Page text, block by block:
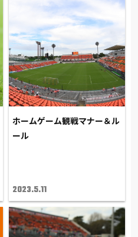
ホームゲーム観戦マナー＆ル
ール
2023.5.11